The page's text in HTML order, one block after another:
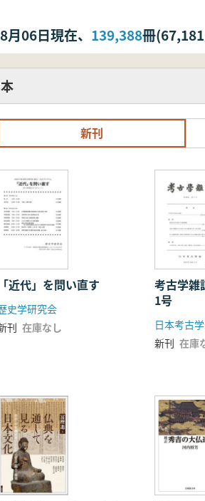
06日現在、 139,388冊
新刊
「近代」を問い直す
史学研究会
刊 在庫なし
考古学
1号
日本考古
新刊 在庫